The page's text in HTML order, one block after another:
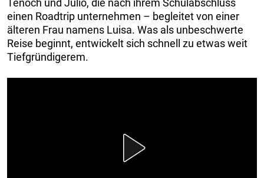
Tenoch und Julio, die nach ihrem Schulabschluss
einen Roadtrip unternehmen – begleitet von einer
älteren Frau namens Luisa. Was als unbeschwerte
Reise beginnt, entwickelt sich schnell zu etwas weit
Tiefgründigerem.